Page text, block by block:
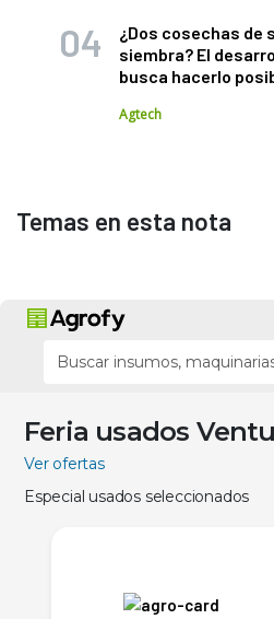
¿Dos cosechas de
siembra? El
busca hacerlo
Agtech
Temas en esta nota
Feria usados
Ver ofertas
Especial usados seleccionados